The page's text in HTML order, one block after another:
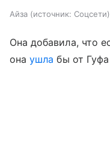
Айза источник: Соцсети
Она добавила, что
онаушла бы от